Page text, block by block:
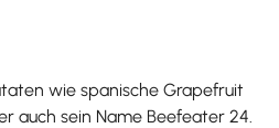
wie spanische Grapefruit
auch sein Name Beefeater 24.